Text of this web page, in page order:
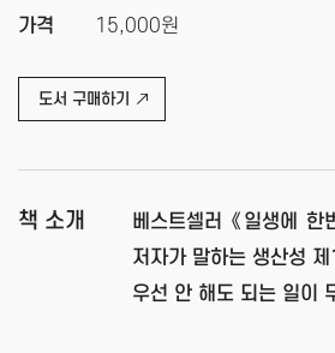
가격
15,000원
도서 구매하기
책 소개
베스트셀러 《일생에 한
저자가 말하는 생산성
우선 안 해도 되는 일이